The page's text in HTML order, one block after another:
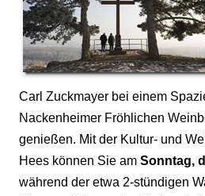
Carl Zuckmayer bei einem
Nackenheimer Fröhlichen
genießen. Mit der Kultur- und
Hees können Sie am Sonntag,
während der etwa 2-stündigen